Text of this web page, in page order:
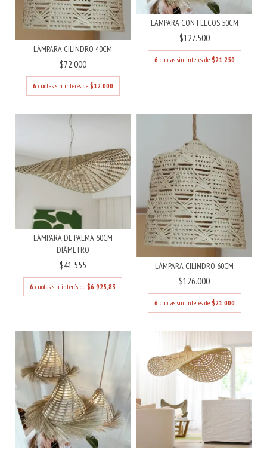
LÁMPARA CILINDRO 40CM
$72.000
6 cuotas sin interés de $12.000
LAMPARA CON FLECOS 50CM
$127.500
6 cuotas sin interés de $21.250
LÁMPARA DE PALMA 60CM
DIÁMETRO
$41.555
6 cuotas sin interés de $6.925,83
LÁMPARA CILINDRO 60CM
$126.000
6 cuotas sin interés de $21.000